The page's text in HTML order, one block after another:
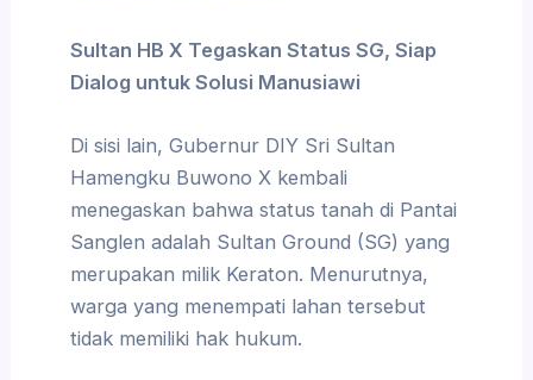
Sultan HB X Tegaskan Status SG, Siap
Dialog untuk Solusi Manusiawi
Di sisi lain, Gubernur DIY Sri Sultan
Hamengku Buwono X kembali
menegaskan bahwa status tanah di Pantai
Sanglen adalah Sultan Ground (SG) yang
merupakan milik Keraton. Menurutnya,
warga yang menempati lahan tersebut
tidak memiliki hak hukum.